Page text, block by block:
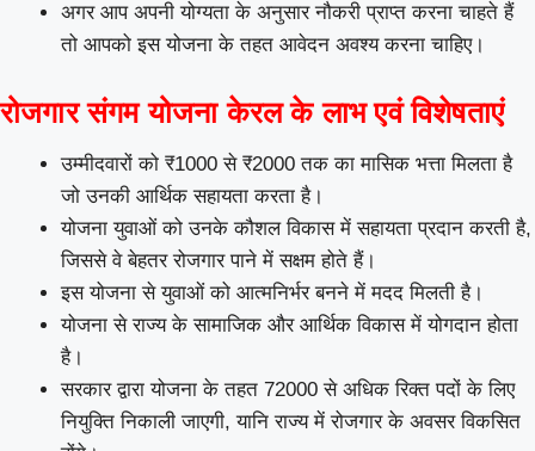
अगर आप अपनी योग्यता के अनुसार नौकरी प्राप्त करना चाहते हैं
तो आपको इस योजना के तहत आवेदन अवश्य करना चाहिए।
रोजगार संगम योजना केरल के लाभ एवं विशेषताएं
उम्मीदवारों को ₹1000 से ₹2000 तक का मासिक भत्ता मिलता है
जो उनकी आर्थिक सहायता करता है।
योजना युवाओं को उनके कौशल विकास में सहायता प्रदान करती है,
जिससे वे बेहतर रोजगार पाने में सक्षम होते हैं।
इस योजना से युवाओं को आत्मनिर्भर बनने में मदद मिलती है।
योजना से राज्य के सामाजिक और आर्थिक विकास में योगदान होता
है।
सरकार द्वारा योजना के तहत 72000 से अधिक रिक्त पदों के लिए
नियुक्ति निकाली जाएगी, यानि राज्य में रोजगार के अवसर विकसित